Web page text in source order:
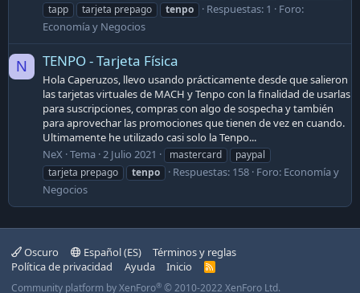
tapp
tarjeta prepago tenpo Respuestas: 1
Foro:
Economía y Negocios
N TENPO - Tarjeta Física
Hola Caperuzos, llevo usando prácticamente desde que salieron
las tarjetas virtuales de MACH y Tenpo con la finalidad de usarlas
para suscripciones, compras con algo de sospecha y también
para aprovechar las promociones que tienen de vez en cuando.
Ultimamente he utilizado casi solo la Tenpo...
NeX Tema 2 Julio 2021 mastercard
paypal
tarjeta prepago
tenpo Respuestas: 158 Foro: Economía y
Negocios
Oscuro Español (ES)
Términos y reglas
Política de privacidad
Ayuda Inicio
R
S
Community platform by XenForo® © 2010-2022 XenForo Ltd.